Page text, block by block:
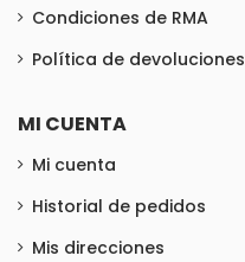
Condiciones de RMA
Política de devoluciones
MI CUENTA
Mi cuenta
Historial de pedidos
Mis direcciones